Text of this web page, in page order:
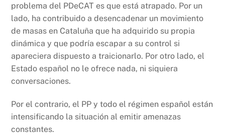
problema del PDeCAT es que está atrapado. Por un
lado, ha contribuido a desencadenar un movimiento
de masas en Cataluña que ha adquirido su propia
dinámica y que podría escapar a su control si
apareciera dispuesto a traicionarlo. Por otro lado, el
Estado español no le ofrece nada, ni siquiera
conversaciones.
Por el contrario, el PP y todo el régimen español están
intensificando la situación al emitir amenazas
constantes.